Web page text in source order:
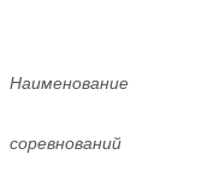
Наименование
соревнований